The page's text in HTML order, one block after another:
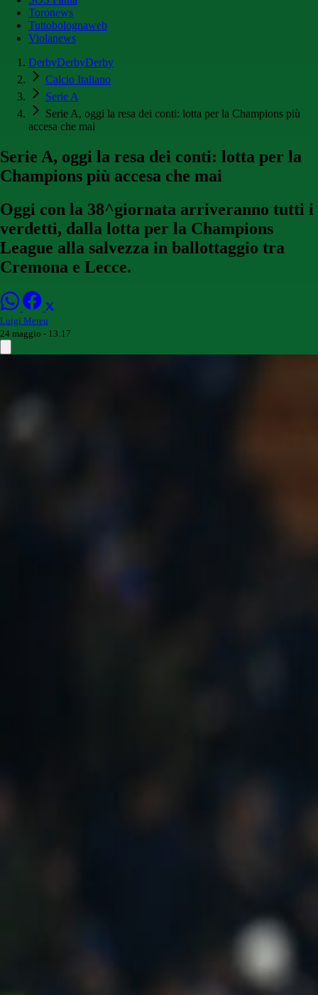
Toronews
Tuttobolognaweb
Violanews
DerbyDerbyDerby
Calcio Italiano
Serie A
Serie A, oggi la resa dei conti: lotta per la Champions più
accesa che mai
Serie A, oggi la resa dei conti: lotta per la
Champions più accesa che mai
Oggi con la 38^giornata arriveranno tutti i
verdetti, dalla lotta per la Champions
League alla salvezza in ballottaggio tra
Cremona e Lecce.
Luigi Mereu
24 maggio - 13:17